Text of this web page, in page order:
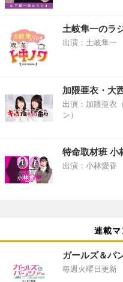
土岐隼一のラ
出演：土岐隼一
加隈亜衣・大
出演：加隈亜衣
ン）
特命取材班 小
出演：小林愛香
連載マ
ガールズ＆パ
毎週火曜日更新